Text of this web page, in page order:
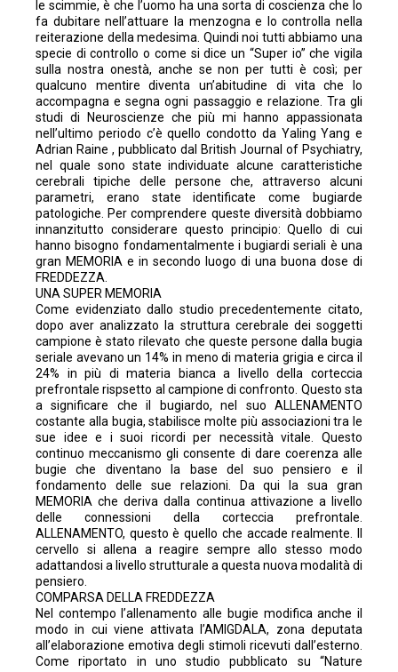
le scimmie, è che l’uomo ha una sorta di coscienza che lo
fa dubitare nell’attuare la menzogna e lo controlla nella
reiterazione della medesima. Quindi noi tutti abbiamo una
specie di controllo o come si dice un “Super io” che vigila
sulla nostra onestà, anche se non per tutti è così; per
qualcuno mentire diventa un’abitudine di vita che lo
accompagna e segna ogni passaggio e relazione. Tra gli
studi di Neuroscienze che più mi hanno appassionata
nell’ultimo periodo c’è quello condotto da Yaling Yang e
Adrian Raine , pubblicato dal British Journal of Psychiatry,
nel quale sono state individuate alcune caratteristiche
cerebrali tipiche delle persone che, attraverso alcuni
parametri, erano state identificate come bugiarde
patologiche. Per comprendere queste diversità dobbiamo
innanzitutto considerare questo principio: Quello di cui
hanno bisogno fondamentalmente i bugiardi seriali è una
gran MEMORIA e in secondo luogo di una buona dose di
FREDDEZZA.
UNA SUPER MEMORIA
Come evidenziato dallo studio precedentemente citato,
dopo aver analizzato la struttura cerebrale dei soggetti
campione è stato rilevato che queste persone dalla bugia
seriale avevano un 14% in meno di materia grigia e circa il
24% in più di materia bianca a livello della corteccia
prefrontale rispsetto al campione di confronto. Questo sta
a significare che il bugiardo, nel suo ALLENAMENTO
costante alla bugia, stabilisce molte più associazioni tra le
sue idee e i suoi ricordi per necessità vitale. Questo
continuo meccanismo gli consente di dare coerenza alle
bugie che diventano la base del suo pensiero e il
fondamento delle sue relazioni. Da qui la sua gran
MEMORIA che deriva dalla continua attivazione a livello
delle connessioni della corteccia prefrontale.
ALLENAMENTO, questo è quello che accade realmente. Il
cervello si allena a reagire sempre allo stesso modo
adattandosi a livello strutturale a questa nuova modalità di
pensiero.
COMPARSA DELLA FREDDEZZA
Nel contempo l’allenamento alle bugie modifica anche il
modo in cui viene attivata l’AMIGDALA, zona deputata
all’elaborazione emotiva degli stimoli ricevuti dall’esterno.
Come riportato in uno studio pubblicato su “Nature